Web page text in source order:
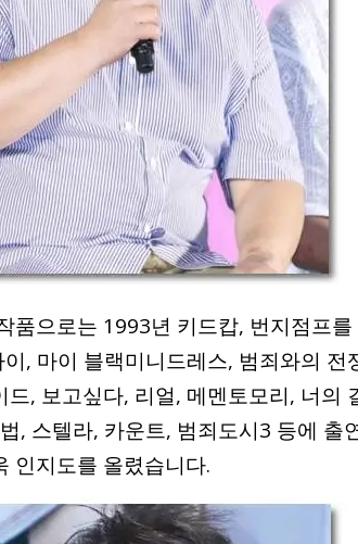
품으로는 1993년 키드캅, 번지점프
이, 마이 블랙미니드레스, 범죄와의
드, 보고싶다, 리얼, 메멘토모리, 너의
, 스텔라, 카운트, 범죄도시3 등에
인지도를 올렸습니다.